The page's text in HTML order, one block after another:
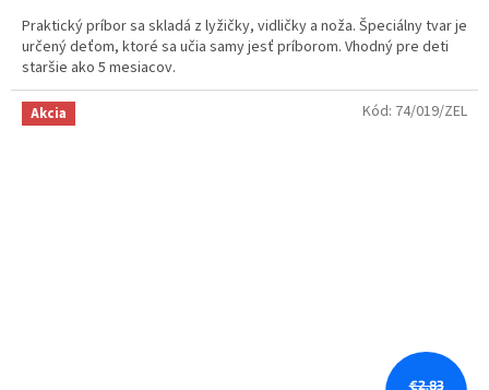
Praktický príbor sa skladá z lyžičky, vidličky a noža. Špeciálny tvar je
určený deťom, ktoré sa učia samy jesť príborom. Vhodný pre deti
staršie ako 5 mesiacov.
Akcia
€2,83
Kód: 74/019/ZEL